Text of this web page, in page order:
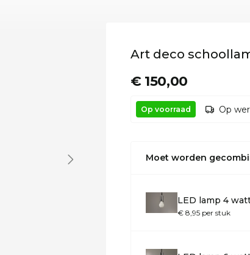
Art deco
€ 150,00
Op voorraad Op
Moet worden
LED lamp 4
€ 8,95 per stuk